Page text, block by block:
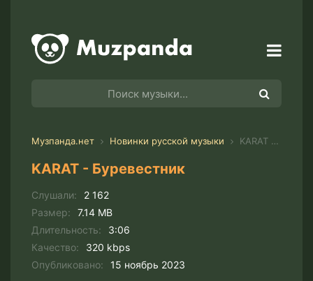
Музпанда.нет Новинки русской музыки KARAT - Буревестник
KARAT - Буревестник
Слушали:
2 162
Размер:
7.14 MB
Длительность:
3:06
Качество:
320 kbps
Опубликовано:
15 ноябрь 2023